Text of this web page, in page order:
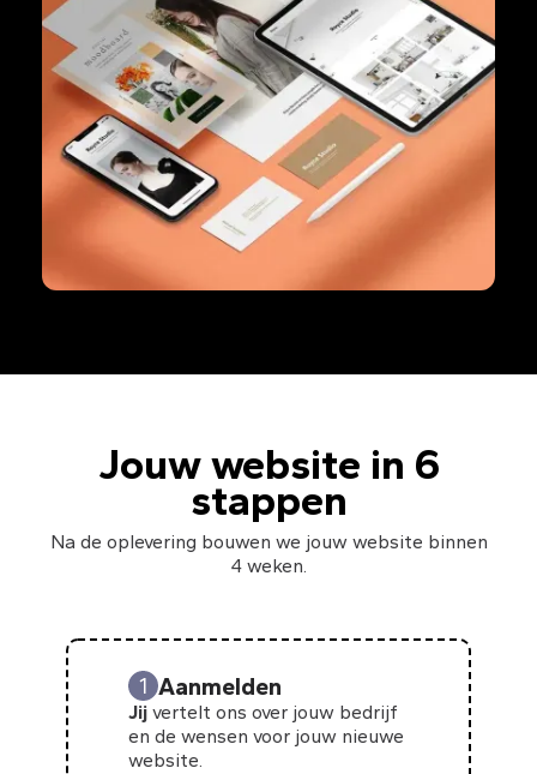
Jouw website in 6
stappen
Na de oplevering bouwen we jouw website binnen
4 weken.
1 Aanmelden
Jij vertelt ons over jouw bedrijf
en de wensen voor jouw nieuwe
website.